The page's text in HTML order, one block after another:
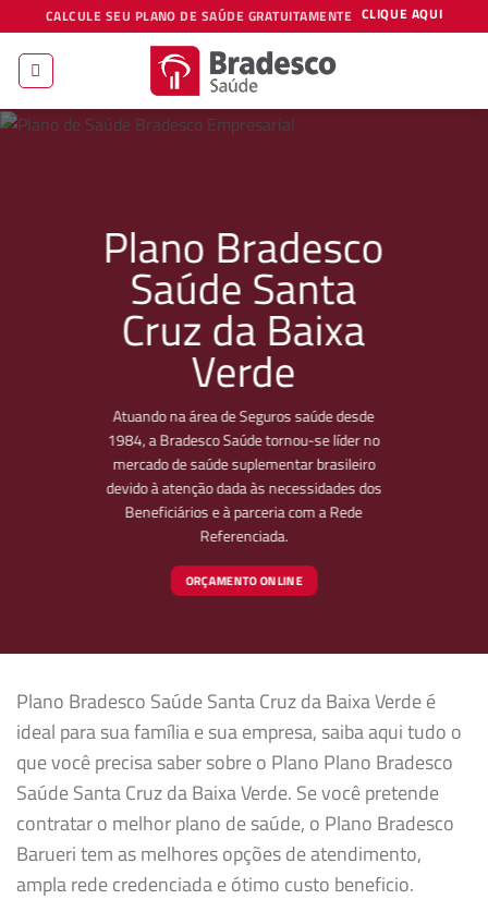
to
content
CALCULE SEU PLANO DE SAÚDE GRATUITAMENTE CLIQUE AQUI
Plano Bradesco
Saúde Santa
Cruz da Baixa
Verde
Atuando na área de Seguros saúde desde
1984, a Bradesco Saúde tornou-se líder no
mercado de saúde suplementar brasileiro
devido à atenção dada às necessidades dos
Beneficiários e à parceria com a Rede
Referenciada.
ORÇAMENTO ONLINE
Plano Bradesco Saúde Santa Cruz da Baixa Verde é
ideal para sua família e sua empresa, saiba aqui tudo o
que você precisa saber sobre o Plano Plano Bradesco
Saúde Santa Cruz da Baixa Verde. Se você pretende
contratar o melhor plano de saúde, o Plano Bradesco
Barueri tem as melhores opções de atendimento,
ampla rede credenciada e ótimo custo beneficio.